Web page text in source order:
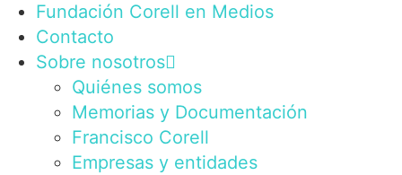
Fundación Corell en Medios
Contacto
Sobre nosotros
Quiénes somos
Memorias y Documentación
Francisco Corell
Empresas y entidades